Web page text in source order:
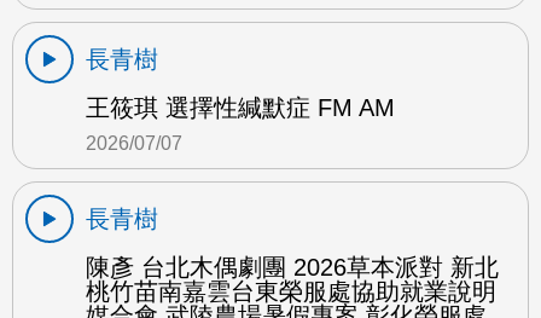
長青樹
王筱琪 選擇性緘默症 FM AM
2026/07/07
長青樹
陳彥 台北木偶劇團 2026草本派對 新北
桃竹苗南嘉雲台東榮服處協助就業說明